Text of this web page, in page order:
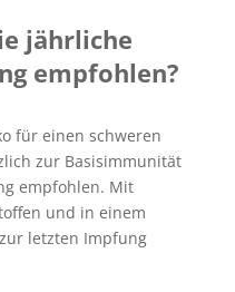
jährliche
empfohlen?
für einen schweren
zur Basisimmunität
empfohlen. Mit
und in einem
letzten Impfung